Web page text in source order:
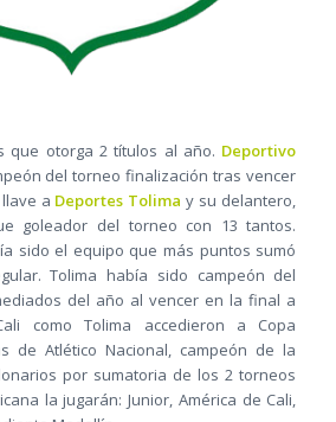
que otorga 2 títulos al año. Deportivo
del torneo finalización tras vencer
a Deportes Tolima y su delantero,
goleador del torneo con 13 tantos.
sido el equipo que más puntos sumó
Tolima había sido campeón del
del año al vencer en la final a
como Tolima accedieron a Copa
de Atlético Nacional, campeón de la
por sumatoria de los 2 torneos
la jugarán: Junior, América de Cali,